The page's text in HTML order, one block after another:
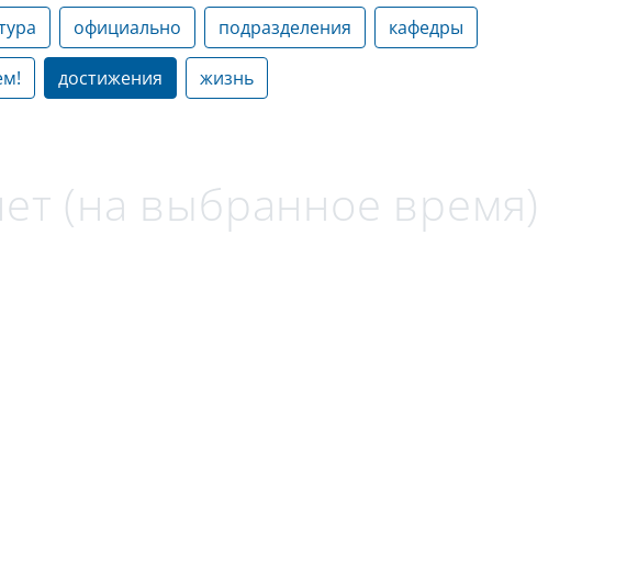
официально подразделения кафедры
достижения жизнь
(на выбранное время)